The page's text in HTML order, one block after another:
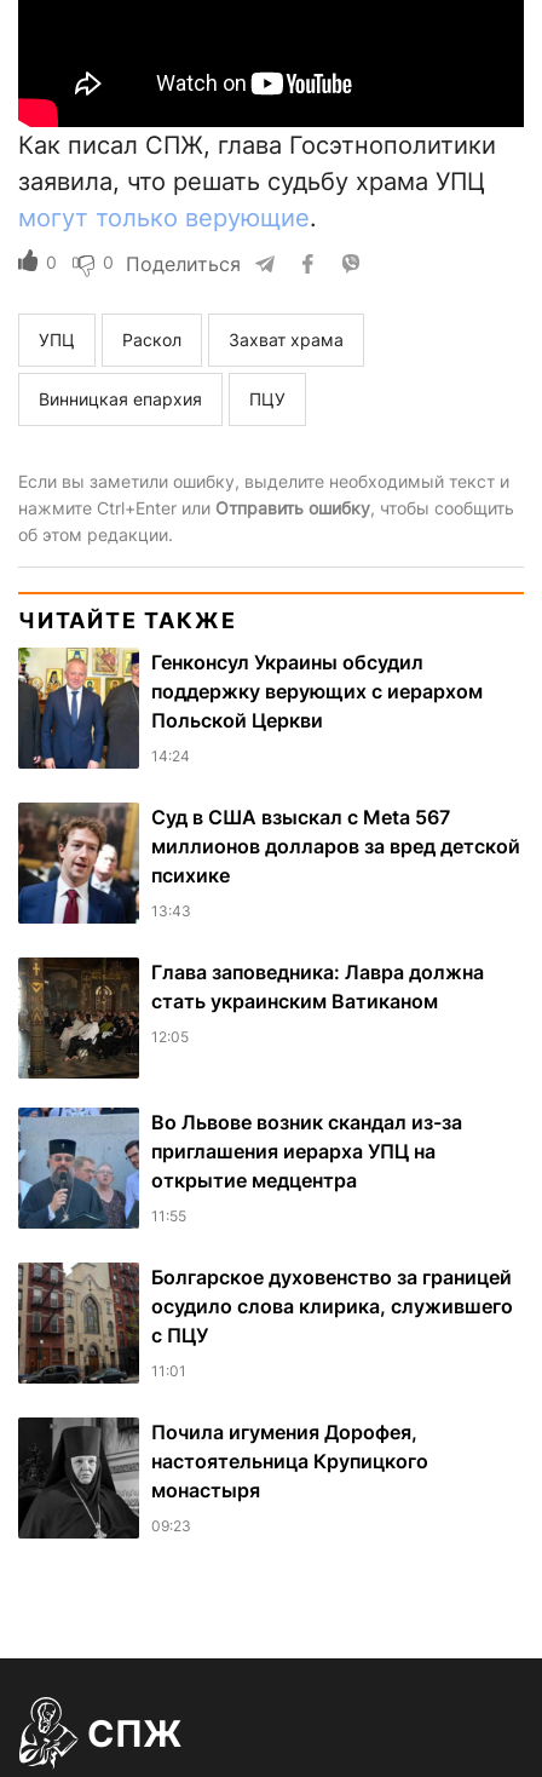
Как писал СПЖ, глава Госэтнополитики
заявила, что решать судьбу храма УПЦ
могут только верующие.
0 0 Поделиться
УПЦ Раскол Захват храма
Винницкая епархия ПЦУ
Если вы заметили ошибку, выделите необходимый текст и
нажмите Ctrl+Enter или Отправить ошибку, чтобы сообщить
об этом редакции.
ЧИТАЙТЕ ТАКЖЕ
Генконсул Украины обсудил
поддержку верующих с иерархом
Польской Церкви
14:24
Суд в США взыскал с Meta 567
миллионов долларов за вред детской
психике
13:43
Глава заповедника: Лавра должна
стать украинским Ватиканом
12:05
Во Львове возник скандал из-за
приглашения иерарха УПЦ на
открытие медцентра
11:55
Болгарское духовенство за границей
осудило слова клирика, служившего
с ПЦУ
11:01
Почила игумения Дорофея,
настоятельница Крупицкого
монастыря
09:23
СПЖ